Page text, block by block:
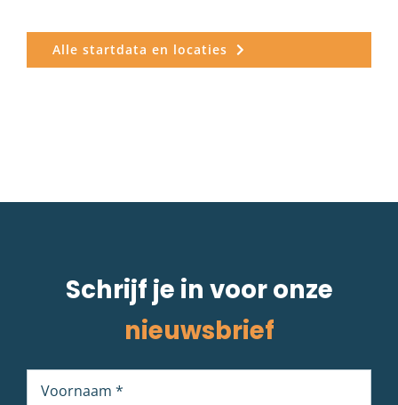
Alle startdata en locaties
Schrijf je in voor onze
nieuwsbrief